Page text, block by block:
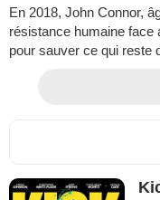
En 2018, John Connor,
résistance humaine face
pour sauver ce qui reste